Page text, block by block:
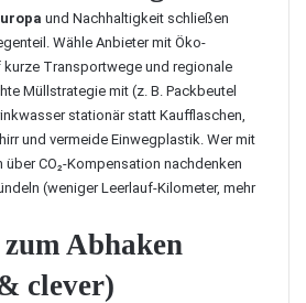
und Nachhaltigkeit schließen
Wähle Anbieter mit Öko-
kurze Transportwege und regionale
Müllstrategie mit (z. B. Packbeutel
stationär statt Kaufflaschen,
und vermeide Einwegplastik. Wer mit
über CO₂-Kompensation nachdenken
(weniger Leerlauf-Kilometer, mehr
Abhaken
clever)